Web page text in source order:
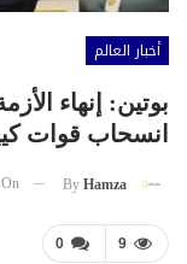
أخبار العالم
بوتين: إنهاء
انسحاب قوات
By Hamza
On
0 9